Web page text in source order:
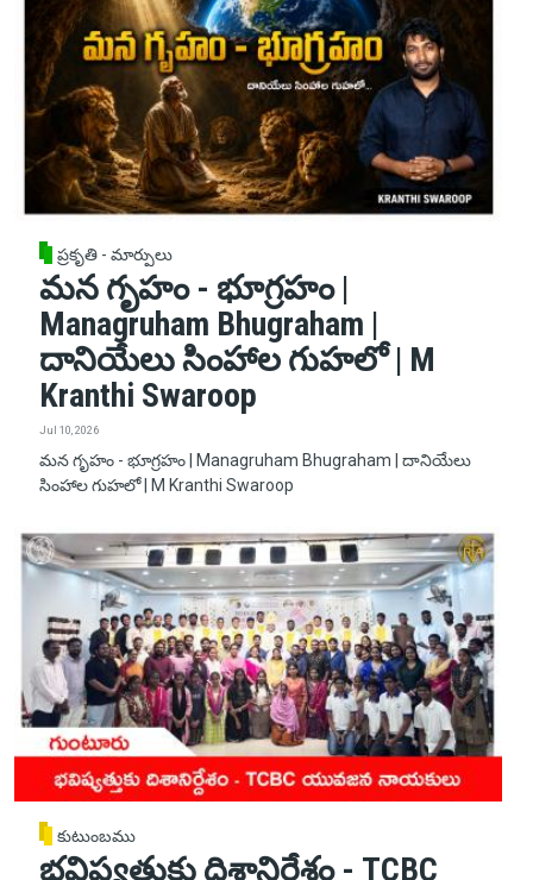
ప్రకృతి - మార్పులు
మన గృహం - భూగ్రహం |
Managruham Bhugraham |
దానియేలు సింహాల గుహలో | M
Kranthi Swaroop
Jul 10, 2026
మన గృహం - భూగ్రహం | Managruham Bhugraham | దానియేలు
సింహాల గుహలో | M Kranthi Swaroop
కుటుంబము
భవిష్యత్తుకు దిశానిర్దేశం - TCBC